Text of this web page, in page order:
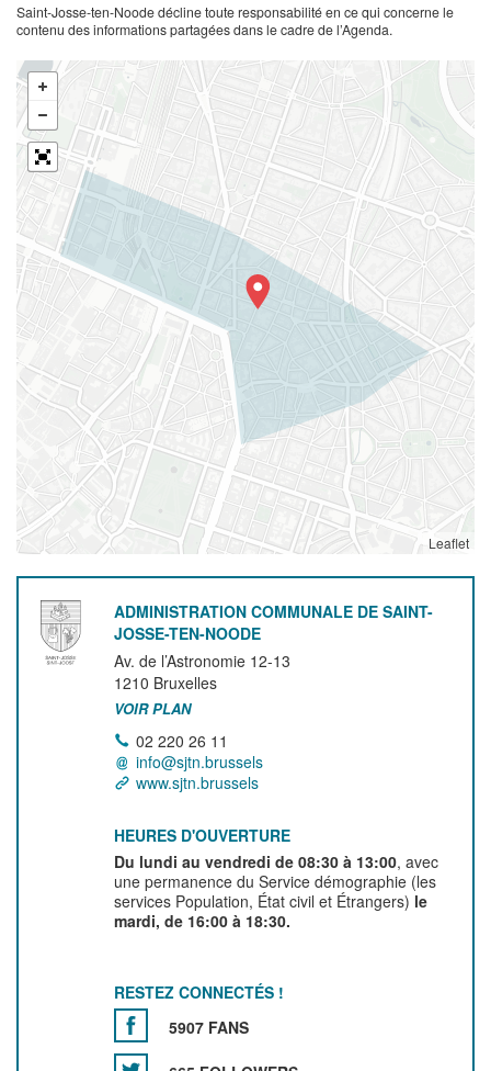
Saint-Josse-ten-Noode décline toute responsabilité en ce qui concerne le
contenu des informations partagées dans le cadre de l’Agenda.
Leaflet
ADMINISTRATION COMMUNALE DE SAINT-
JOSSE-TEN-NOODE
Av. de l’Astronomie 12-13
1210 Bruxelles
VOIR PLAN
02 220 26 11
info@sjtn.brussels
www.sjtn.brussels
HEURES D'OUVERTURE
Du lundi au vendredi de 08:30 à 13:00, avec
une permanence du Service démographie (les
services Population, État civil et Étrangers) le
mardi, de 16:00 à 18:30.
RESTEZ CONNECTÉS !
5907 FANS